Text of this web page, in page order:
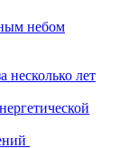
небом
несколько лет